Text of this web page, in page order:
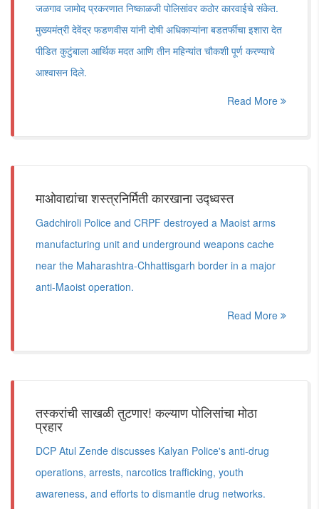
जळगाव जामोद प्रकरणात निष्काळजी पोलिसांवर कठोर कारवाईचे संकेत.
मुख्यमंत्री देवेंद्र फडणवीस यांनी दोषी अधिकाऱ्यांना बडतर्फीचा इशारा देत
पीडित कुटुंबाला आर्थिक मदत आणि तीन महिन्यांत चौकशी पूर्ण करण्याचे
आश्वासन दिले.
Read More
माओवाद्यांचा शस्त्रनिर्मिती कारखाना उद्ध्वस्त
Gadchiroli Police and CRPF destroyed a Maoist arms
manufacturing unit and underground weapons cache
near the Maharashtra-Chhattisgarh border in a major
anti-Maoist operation.
Read More
तस्करांची साखळी तुटणार! कल्याण पोलिसांचा मोठा
प्रहार
DCP Atul Zende discusses Kalyan Police's anti-drug
operations, arrests, narcotics trafficking, youth
awareness, and efforts to dismantle drug networks.